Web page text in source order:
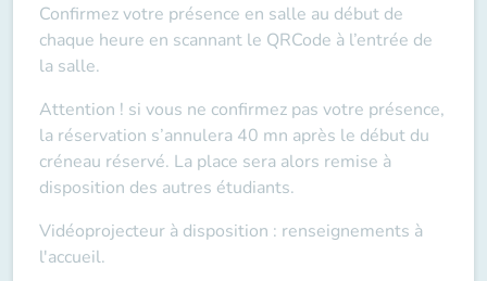
Confirmez votre présence en salle au début de
chaque heure en scannant le QRCode à l’entrée de
la salle.
Attention ! si vous ne confirmez pas votre présence,
la réservation s’annulera 40 mn après le début du
créneau réservé. La place sera alors remise à
disposition des autres étudiants.
Vidéoprojecteur à disposition : renseignements à
l'accueil.